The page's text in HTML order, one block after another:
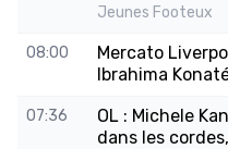
Jeunes Footeux
08:00
Mercato
Ibrahima
07:36
OL : Michele
dans les